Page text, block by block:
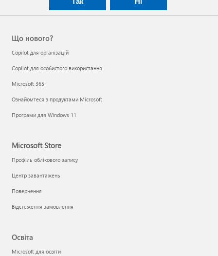
Що нового?
Copilot для організацій
Copilot для особистого використання
Microsoft 365
Ознайомтеся з продуктами Microsoft
Програми для Windows 11
Microsoft Store
Профіль облікового запису
Центр завантажень
Повернення
Відстеження замовлення
Освіта
Microsoft для освіти